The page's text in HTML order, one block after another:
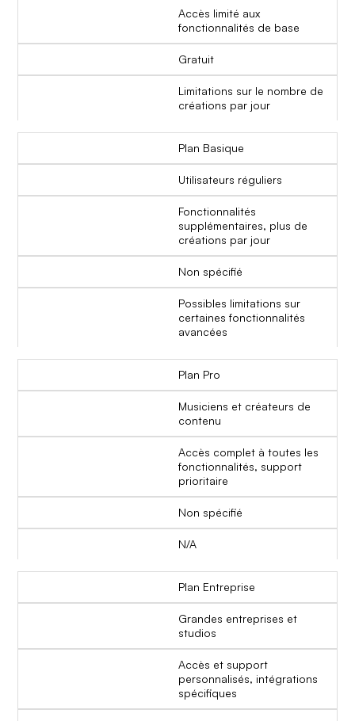
Accès limité aux
fonctionnalités de base
Gratuit
Limitations sur le nombre de
créations par jour
Plan Basique
Utilisateurs réguliers
Fonctionnalités
supplémentaires, plus de
créations par jour
Non spécifié
Possibles limitations sur
certaines fonctionnalités
avancées
Plan Pro
Musiciens et créateurs de
contenu
Accès complet à toutes les
fonctionnalités, support
prioritaire
Non spécifié
N/A
Plan Entreprise
Grandes entreprises et
studios
Accès et support
personnalisés, intégrations
spécifiques